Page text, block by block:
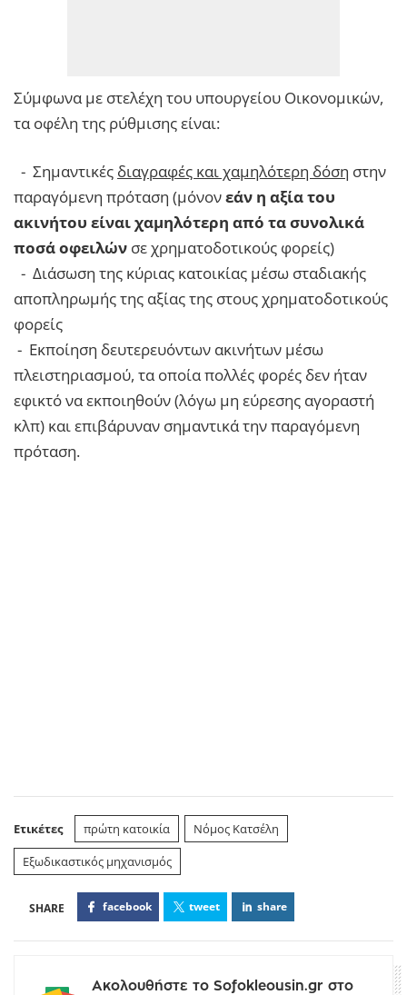
Σύμφωνα με στελέχη του υπουργείου Οικονομικών,
τα οφέλη της ρύθμισης είναι:
- Σημαντικές διαγραφές και χαμηλότερη δόση στην
παραγόμενη πρόταση (μόνονεάν η αξία του
ακινήτου είναι χαμηλότερη από τα συνολικά
ποσά οφειλών σε χρηματοδοτικούς φορείς)
- Διάσωση της κύριας κατοικίας μέσω σταδιακής
αποπληρωμής της αξίας της στους χρηματοδοτικούς
φορείς
- Εκποίηση δευτερευόντων ακινήτων μέσω
πλειστηριασμού, τα οποία πολλές φορές δεν ήταν
εφικτό να εκποιηθούν (λόγω μη εύρεσης αγοραστή
κλπ) και επιβάρυναν σημαντικά την παραγόμενη
πρόταση.
Ετικέτες πρώτη κατοικία
Νόμος Κατσέλη
Εξωδικαστικός μηχανισμός
facebook tweet share
Ακολουθήστε το Sofokleousin.gr στο